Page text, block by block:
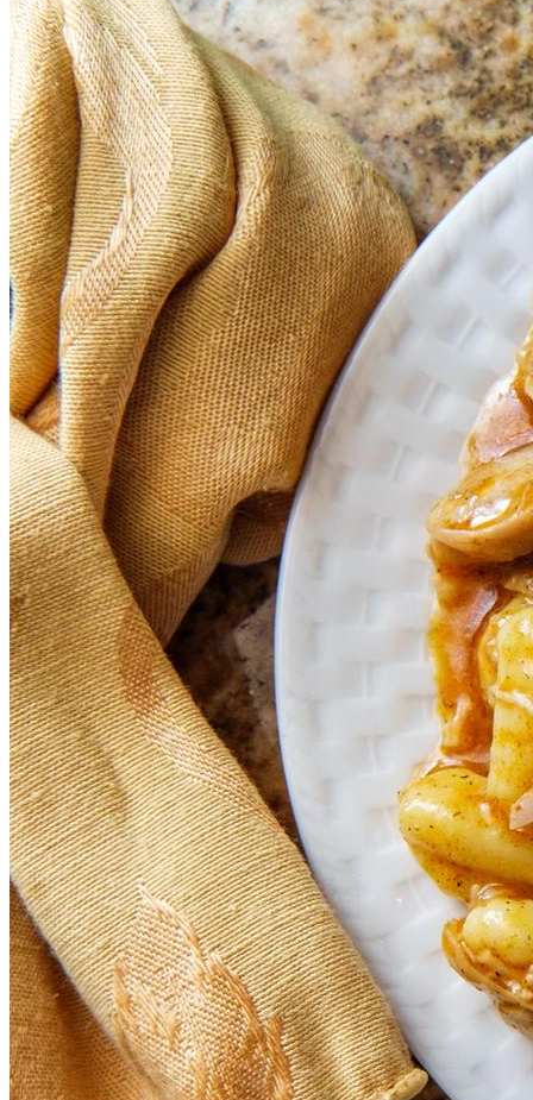
Делимся Рецептом Салата Для
Похудения, Который Уже Взорвал
Соцсети.